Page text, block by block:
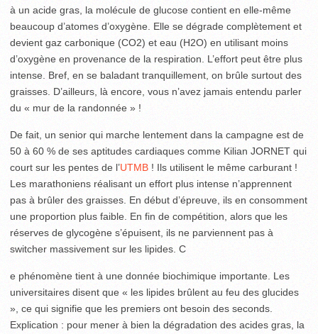
à un acide gras, la molécule de glucose contient en elle-même
beaucoup d’atomes d’oxygène. Elle se dégrade complètement et
devient gaz carbonique (CO2) et eau (H2O) en utilisant moins
d’oxygène en provenance de la respiration. L’effort peut être plus
intense. Bref, en se baladant tranquillement, on brûle surtout des
graisses. D’ailleurs, là encore, vous n’avez jamais entendu parler
du « mur de la randonnée » !
De fait, un senior qui marche lentement dans la campagne est de
50 à 60 % de ses aptitudes cardiaques comme Kilian JORNET qui
court sur les pentes de l’UTMB ! Ils utilisent le même carburant !
Les marathoniens réalisant un effort plus intense n’apprennent
pas à brûler des graisses. En début d’épreuve, ils en consomment
une proportion plus faible. En fin de compétition, alors que les
réserves de glycogène s’épuisent, ils ne parviennent pas à
switcher massivement sur les lipides. C
e phénomène tient à une donnée biochimique importante. Les
universitaires disent que « les lipides brûlent au feu des glucides
», ce qui signifie que les premiers ont besoin des seconds.
Explication : pour mener à bien la dégradation des acides gras, la